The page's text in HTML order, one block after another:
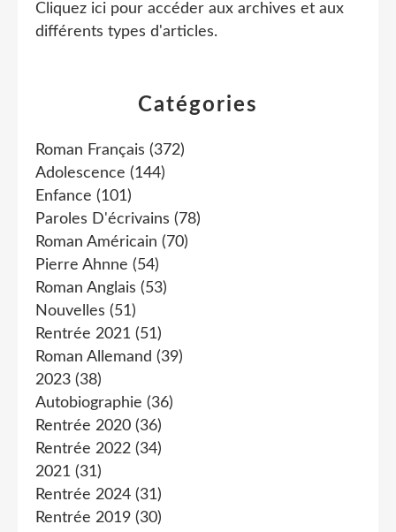
Catégories
Roman Français (372)
Adolescence (144)
Enfance (101)
Paroles D'écrivains (78)
Roman Américain (70)
Pierre Ahnne (54)
Roman Anglais (53)
Nouvelles (51)
Rentrée 2021 (51)
Roman Allemand (39)
2023 (38)
Autobiographie (36)
Rentrée 2020 (36)
Rentrée 2022 (34)
2021 (31)
Rentrée 2024 (31)
Rentrée 2019 (30)
Cliquez ici pour accéder aux archives et aux
différents types d'articles.